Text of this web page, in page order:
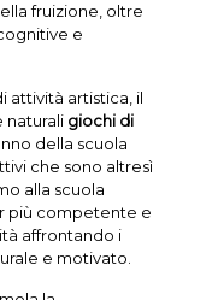
fruizione, oltre
e
attività artistica, il
naturali giochi di
della scuola
che sono altresì
alla scuola
più competente e
affrontando i
e motivato.